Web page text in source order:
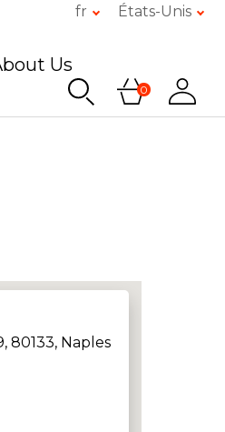
fr États-Unis
Us
0
80133, Naples